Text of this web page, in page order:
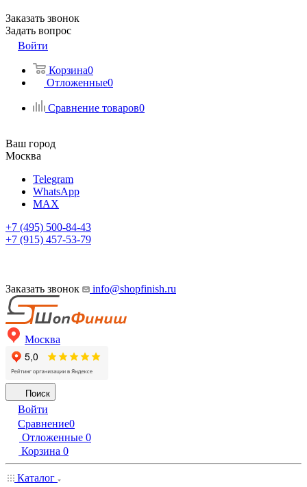
Заказать звонок
Задать вопрос
Войти
Корзина0
Отложенные0
Сравнение товаров0
Ваш город
Москва
Telegram
WhatsApp
MAX
+7 (495) 500-84-43
+7 (915) 457-53-79
Заказать звонок info@shopfinish.ru
Москва
Поиск
Войти
Сравнение0
Отложенные 0
Корзина 0
Каталог